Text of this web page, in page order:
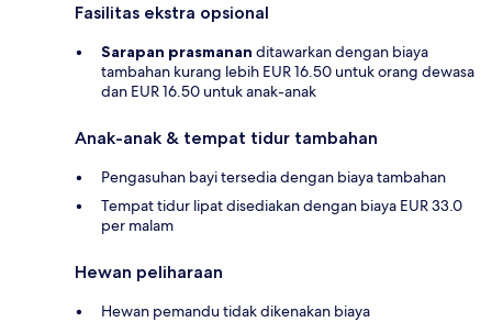
Fasilitas ekstra opsional
Sarapan prasmanan ditawarkan dengan biaya
tambahan kurang lebih EUR 16.50 untuk orang dewasa
dan EUR 16.50 untuk anak-anak
Anak-anak & tempat tidur tambahan
Pengasuhan bayi tersedia dengan biaya tambahan
Tempat tidur lipat disediakan dengan biaya EUR 33.0
per malam
Hewan peliharaan
Hewan pemandu tidak dikenakan biaya